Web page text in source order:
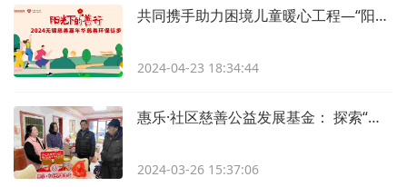
共同携手助力困境儿童暖心工程—“阳光下的善行” 无锡慈善嘉年华徒步活动报名啦！
2024-04-23 18:34:44
惠乐·社区慈善公益发展基金： 探索“小而美”的社区慈善发展更多可能性
2024-03-26 15:37:06